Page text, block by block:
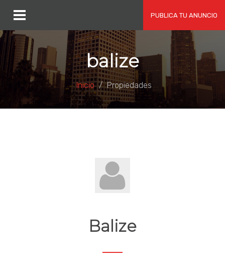
PUBLICA TU ANUNCIO
balize
Inicio Propiedades
Balize